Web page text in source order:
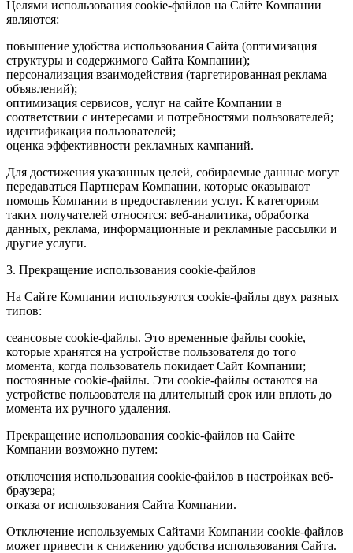
Целями использования cookie-файлов на Сайте Компании
являются:
повышение удобства использования Сайта (оптимизация
структуры и содержимого Сайта Компании);
персонализация взаимодействия (таргетированная реклама
объявлений);
оптимизация сервисов, услуг на сайте Компании в
соответствии с интересами и потребностями пользователей;
идентификация пользователей;
оценка эффективности рекламных кампаний.
Для достижения указанных целей, собираемые данные могут
передаваться Партнерам Компании, которые оказывают
помощь Компании в предоставлении услуг. К категориям
таких получателей относятся: веб-аналитика, обработка
данных, реклама, информационные и рекламные рассылки и
другие услуги.
3. Прекращение использования cookie-файлов
На Сайте Компании используются cookie-файлы двух разных
типов:
сеансовые cookie-файлы. Это временные файлы cookie,
которые хранятся на устройстве пользователя до того
момента, когда пользователь покидает Сайт Компании;
постоянные cookie-файлы. Эти cookie-файлы остаются на
устройстве пользователя на длительный срок или вплоть до
момента их ручного удаления.
Прекращение использования cookie-файлов на Сайте
Компании возможно путем:
отключения использования cookie-файлов в настройках веб-
браузера;
отказа от использования Сайта Компании.
Отключение используемых Сайтами Компании cookie-файлов
может привести к снижению удобства использования Сайта.